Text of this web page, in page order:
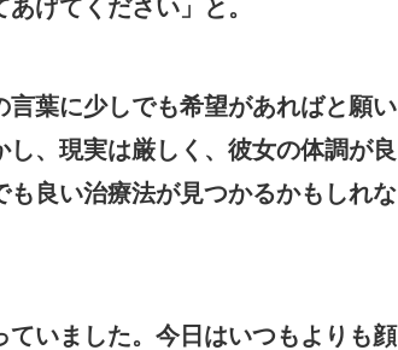
げてください」と。
葉に少しでも希望があればと願い
、現実は厳しく、彼女の体調が良
良い治療法が見つかるかもしれな
いました。今日はいつもよりも顔